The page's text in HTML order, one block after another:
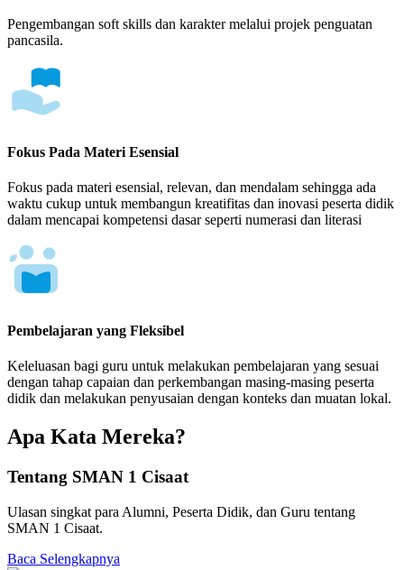
Pengembangan soft skills dan karakter melalui projek penguatan
pancasila.
Fokus Pada Materi Esensial
Fokus pada materi esensial, relevan, dan mendalam sehingga ada
waktu cukup untuk membangun kreatifitas dan inovasi peserta didik
dalam mencapai kompetensi dasar seperti numerasi dan literasi
Pembelajaran yang Fleksibel
Keleluasan bagi guru untuk melakukan pembelajaran yang sesuai
dengan tahap capaian dan perkembangan masing-masing peserta
didik dan melakukan penyusaian dengan konteks dan muatan lokal.
Apa Kata Mereka?
Tentang SMAN 1 Cisaat
Ulasan singkat para Alumni, Peserta Didik, dan Guru tentang
SMAN 1 Cisaat.
Baca Selengkapnya